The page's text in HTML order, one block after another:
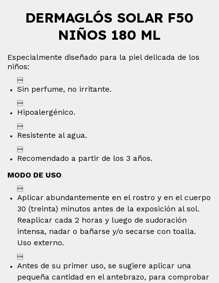
DERMAGLÓS SOLAR F50
NIÑOS 180 ML
Especialmente diseñado para la piel delicada de los
niños:

Sin perfume, no irritante.

Hipoalergénico.

Resistente al agua.

Recomendado a partir de los 3 años.
MODO DE USO

Aplicar abundantemente en el rostro y en el cuerpo
30 (treinta) minutos antes de la exposición al sol.
Reaplicar cada 2 horas y luego de sudoración
intensa, nadar o bañarse y/o secarse con toalla.
Uso externo.

Antes de su primer uso, se sugiere aplicar una
pequeña cantidad en el antebrazo, para comprobar